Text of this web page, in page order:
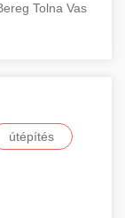
Tolna Vas
útépítés